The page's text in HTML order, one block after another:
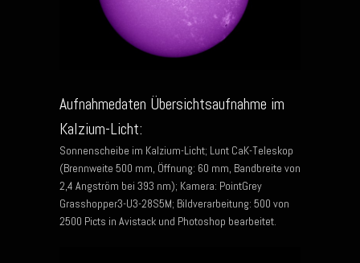
Aufnahmedaten Übersichtsaufnahme im
Kalzium-Licht:
Sonnenscheibe im Kalzium-Licht; Lunt CaK-Teleskop
(Brennweite 500 mm, Öffnung: 60 mm, Bandbreite von
2,4 Angström bei 393 nm); Kamera: PointGrey
Grasshopper3-U3-28S5M; Bildverarbeitung: 500 von
2500 Picts in Avistack und Photoshop bearbeitet.